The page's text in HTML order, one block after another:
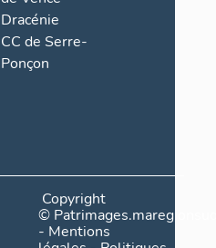
Dracénie
CC de Serre-
Ponçon
Copyright
©
- Mentions